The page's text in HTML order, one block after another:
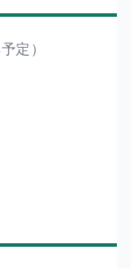
定）